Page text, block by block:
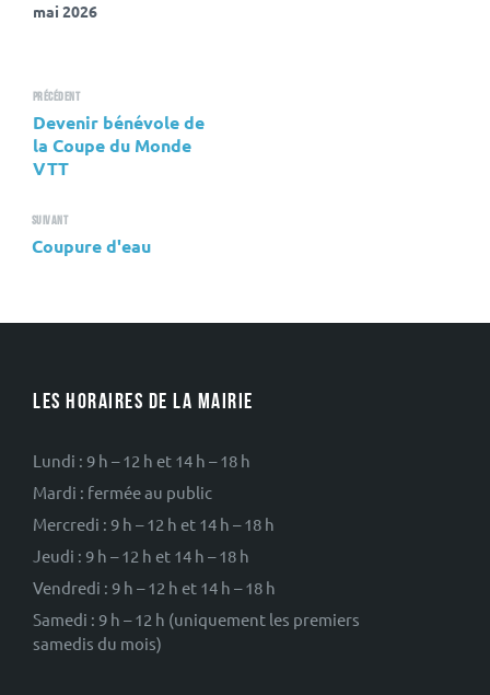
mai 2026
Précédent
Devenir bénévole de
la Coupe du Monde
VTT
Suivant
Coupure d'eau
LES HORAIRES DE LA MAIRIE
Lundi : 9 h – 12 h et 14 h – 18 h
Mardi : fermée au public
Mercredi : 9 h – 12 h et 14 h – 18 h
Jeudi : 9 h – 12 h et 14 h – 18 h
Vendredi : 9 h – 12 h et 14 h – 18 h
Samedi : 9 h – 12 h (uniquement les premiers
samedis du mois)